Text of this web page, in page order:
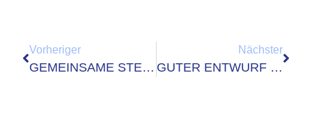
Vorheriger
GEMEINSAME STELLUNGNAHME ZUM REGMOG VON DATABUND UND VITAKO
Nächster
GUTER ENTWURF FÜR DIE BMELDDIGIV